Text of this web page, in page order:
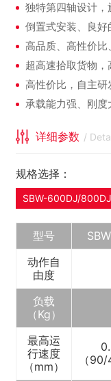
独特第四轴设计
倒置式安装、良好
高品质、高性价
超高速拾取货物
高性价比，自主研
承载能力强、刚
详细参数 /
规格选择：
SBW-600DJ/
型号
动作自
由度
负载
（Kg）
最高运
行速度
（mm）
（